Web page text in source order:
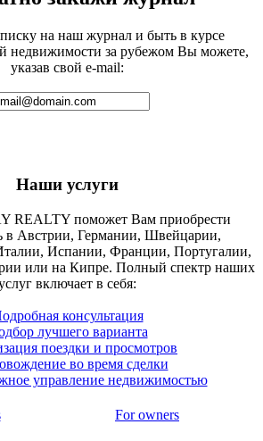
на наш журнал и быть в курсе
недвижимости за рубежом Вы можете,
указав свой e-mail:
Наши услуги
REALTY поможет Вам приобрести
в Австрии, Германии, Швейцарии,
Испании, Франции, Португалии,
или на Кипре. Полный спектр наших
включает в себя:
консультация
лучшего варианта
поездки и просмотров
во время сделки
управление недвижимостью
For owners